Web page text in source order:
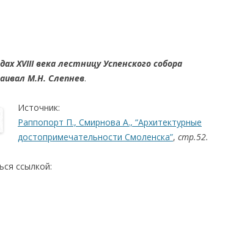
XVIII века лестницу Успенского собора
М.Н. Слепнев.
Источник:
Раппопорт П., Смирнова А., “Архитектурные
достопримечательности Смоленска”, стр.52.
ссылкой: